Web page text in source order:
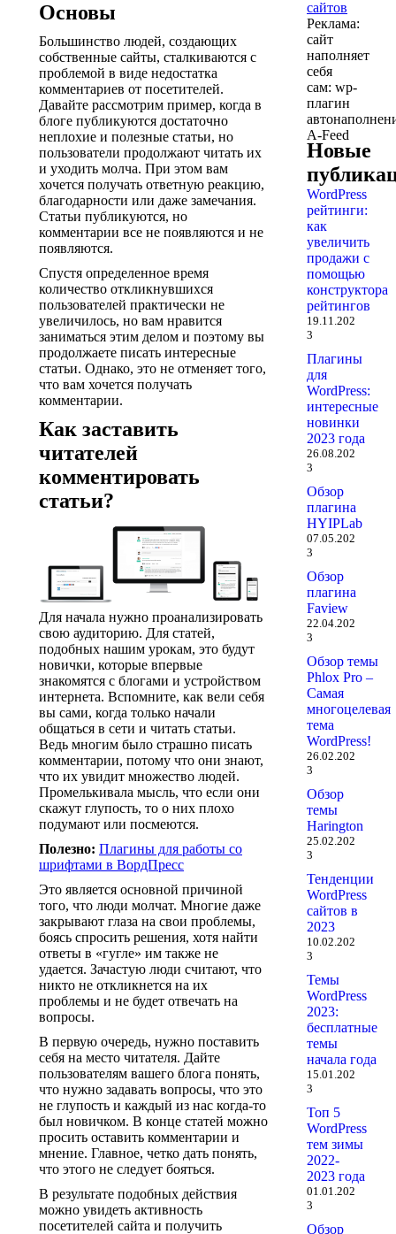
Основы
Большинство людей, создающих
собственные сайты, сталкиваются с
проблемой в виде недостатка
комментариев от посетителей.
Давайте рассмотрим пример, когда в
блоге публикуются достаточно
неплохие и полезные статьи, но
пользователи продолжают читать их
и уходить молча. При этом вам
хочется получать ответную реакцию,
благодарности или даже замечания.
Статьи публикуются, но
комментарии все не появляются и не
появляются.
Спустя определенное время
количество откликнувшихся
пользователей практически не
увеличилось, но вам нравится
заниматься этим делом и поэтому вы
продолжаете писать интересные
статьи. Однако, это не отменяет того,
что вам хочется получать
комментарии.
Как заставить
читателей
комментировать
статьи?
Для начала нужно проанализировать
свою аудиторию. Для статей,
подобных нашим урокам, это будут
новички, которые впервые
знакомятся с блогами и устройством
интернета. Вспомните, как вели себя
вы сами, когда только начали
общаться в сети и читать статьи.
Ведь многим было страшно писать
комментарии, потому что они знают,
что их увидит множество людей.
Промелькивала мысль, что если они
скажут глупость, то о них плохо
подумают или посмеются.
Полезно: Плагины для работы со
шрифтами в ВордПресс
Это является основной причиной
того, что люди молчат. Многие даже
закрывают глаза на свои проблемы,
боясь спросить решения, хотя найти
ответы в «гугле» им также не
удается. Зачастую люди считают, что
никто не откликнется на их
проблемы и не будет отвечать на
вопросы.
В первую очередь, нужно поставить
себя на место читателя. Дайте
пользователям вашего блога понять,
что нужно задавать вопросы, что это
не глупость и каждый из нас когда-то
был новичком. В конце статей можно
просить оставить комментарии и
мнение. Главное, четко дать понять,
что этого не следует бояться.
В результате подобных действия
можно увидеть активность
посетителей сайта и получить
Реклама:
сайт
наполняет
себя
сам: wp-
плагин
A-Feed
Новые
WordPress
рейтинги:
как
увеличить
продажи с
помощью
конструктора
рейтингов
19.11.202
3
Плагины
для
WordPress:
интересные
новинки
2023 года
26.08.202
3
Обзор
плагина
HYIPLab
07.05.202
3
Обзор
плагина
Faview
22.04.202
3
Обзор темы
Phlox Pro –
Самая
многоцелевая
тема
WordPress!
26.02.202
3
Обзор
темы
Harington
25.02.202
3
Тенденции
WordPress
сайтов в
2023
10.02.202
3
Темы
WordPress
2023:
бесплатные
темы
начала года
15.01.202
3
Топ 5
WordPress
тем зимы
2022-
2023 года
01.01.202
3
Обзор